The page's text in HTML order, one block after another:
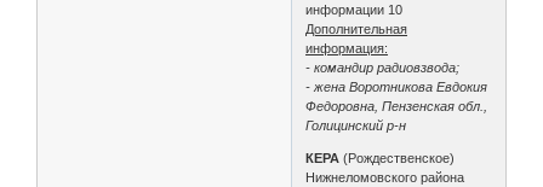
информации 10
Дополнительная
информация:
- командир радиовзвода;
- жена Воротникова Евдокия
Федоровна, Пензенская обл.,
Голицинский р-н
КЕРА(Рождественское)
Нижнеломовского района